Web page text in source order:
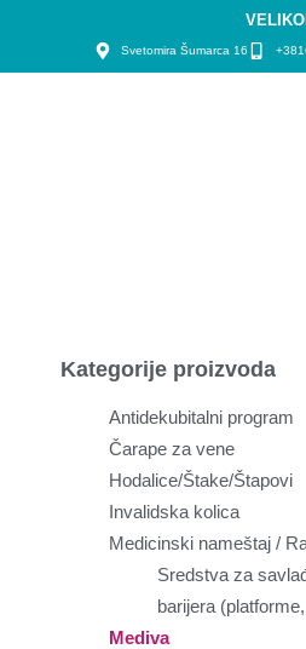
Svetomira Šumarca 16
Kategorije proizvoda
Antidekubitalni program
Čarape za vene
Hodalice/Štake/Štapovi
Invalidska kolica
Medicinski nameštaj /
Sredstva za
barijera
Mediva